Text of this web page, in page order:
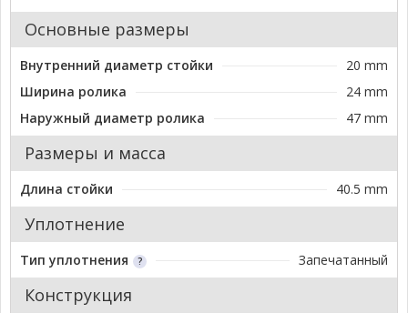
Основные размеры
Внутренний диаметр стойки
20 mm
Ширина ролика
24 mm
Наружный диаметр ролика
47 mm
Размеры и масса
Длина стойки 40.5 mm
Уплотнение
Тип уплотнения Запечатанный
Конструкция